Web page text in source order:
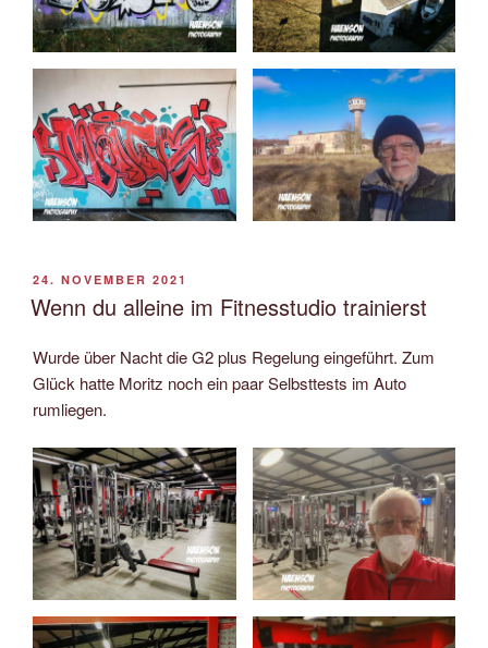
VERÖFFENTLICHT
AM
24. NOVEMBER 2021
Wenn du alleine im Fitnesstudio trainierst
Wurde über Nacht die G2 plus Regelung eingeführt. Zum
Glück hatte Moritz noch ein paar Selbsttests im Auto
rumliegen.